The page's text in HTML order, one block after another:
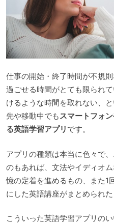
仕事の開始・終了時間が不規
過ごせる時間がとても限られ
けるような時間を取れない、
先や移動中でもスマートフォ
る英語学習アプリ です。
アプリの種類は本当に色々で
のもあれば、文法やイディオ
憶の定着を進めるもの、また1
にした英語講座がまとめられた
こういった英語学習アプリの